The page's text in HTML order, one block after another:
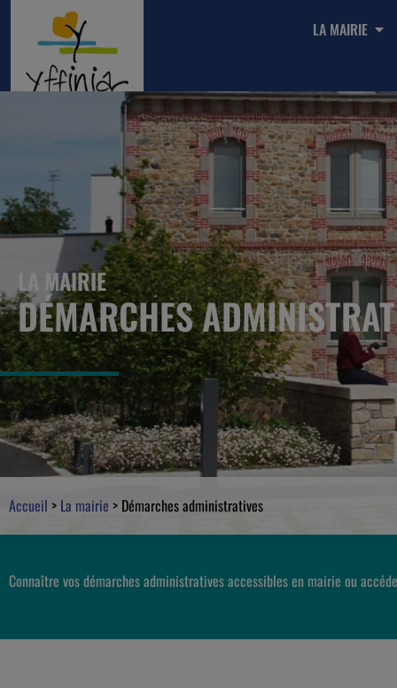
LA MAIRIE
LA MAIRIE
DÉMARCHES
Accueil > La mairie > Démarches administratives
Connaître vos démarches administratives accessibles en mairie ou